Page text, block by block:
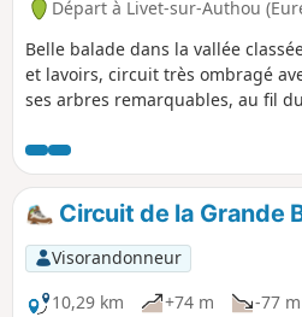
Départ à Livet-sur-Authou
Belle balade dans la vallée
et lavoirs, circuit très ombragé
ses arbres remarquables, au fil
Circuit de la Grande
Visorandonneur
10,29 km
+74 m -77 m